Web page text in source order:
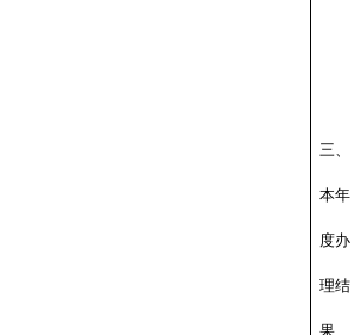
三、
本年
度办
理结
果